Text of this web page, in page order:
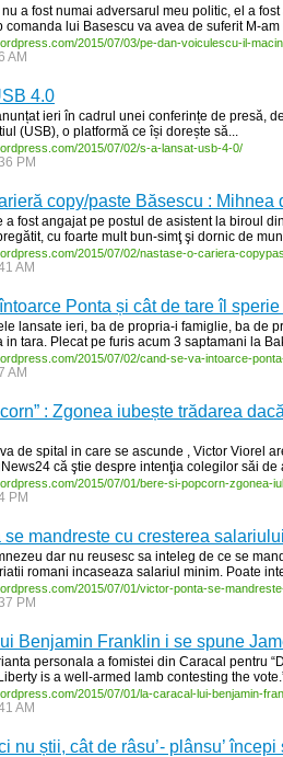
a fost numai adversarul meu politic, el a
comanda lui Basescu va avea de suferit M-
2015/07/03/pe-dan-voiculescu-il-
AM
4.0
ieri în cadrul unei conferințe de presă,
(USB), o platformă ce își dorește să...
2015/07/02/s-a-lansat-usb-4-0/
PM
copy/paste Băsescu : Mihnea
a fost angajat pe postul de asistent la biroul
cu foarte mult bun-simţ şi dornic de
2015/07/02/nastase-o-cariera-
AM
Ponta și cât de tare îl
lansate ieri, ba de propria-i famiglie, ba de
in tara. Plecat pe furis acum 3 saptamani la
2015/07/02/cand-se-va-intoarce-
AM
: Zgonea iubește trădarea
de spital in care se ascunde , Victor Viorel
că ştie despre intenţia colegilor săi de
2015/07/01/bere-si-popcorn-zgonea-
PM
se mandreste cu cresterea
dar nu reusesc sa inteleg de ce se
romani incaseaza salariul minim. Poate
2015/07/01/victor-ponta-se-
PM
Benjamin Franklin i se spune
personala a fomistei din Caracal pentru
is a well-armed lamb contesting the
2015/07/01/la-caracal-lui-benjamin-
AM
nu știi, cât de râsu’- plânsu’